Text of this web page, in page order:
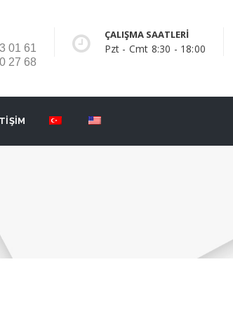
01 61
27 68
ÇALIŞMA SAATLERİ
Pzt - Cmt 8:30 - 18:00